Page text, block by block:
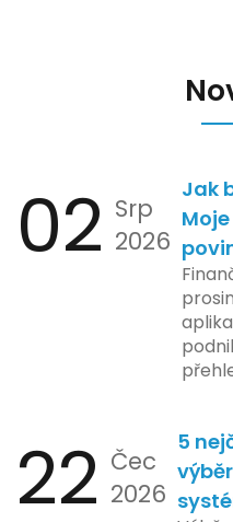
02 Srp
2026
Jak
22 Čec
2026
5